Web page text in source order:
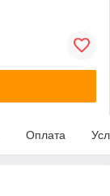
Оплата